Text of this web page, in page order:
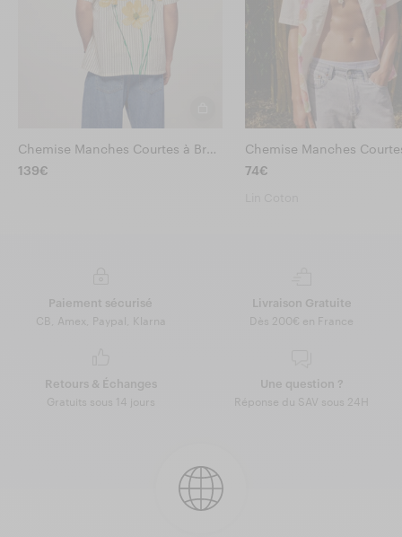
Chemise Manches Courtes à Broderies
139€
74€
Paiement sécurisé
CB, Amex, Paypal, Klarna
Livraison Gratuite
Dès 200€ en France
Retours & Échanges
Gratuits sous 14 jours
Une question ?
Réponse du SAV sous 24H